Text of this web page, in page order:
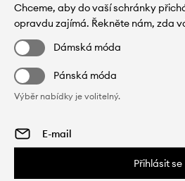
Chceme, aby do vaší schránky
opravdu zajímá. Řekněte nám, zda
Dámská móda
Pánská móda
Výběr nabídky je volitelný.
Přihlásit se